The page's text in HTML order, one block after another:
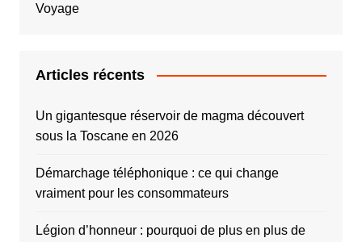
Voyage
Articles récents
Un gigantesque réservoir de magma découvert
sous la Toscane en 2026
Démarchage téléphonique : ce qui change
vraiment pour les consommateurs
Légion d’honneur : pourquoi de plus en plus de